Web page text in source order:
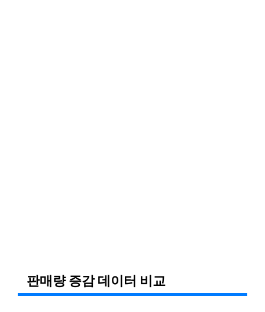
판매량 증감 데이터 비교